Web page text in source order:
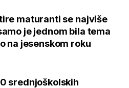
maturanti se najviše
je jednom bila tema
na jesenskom roku
srednjoškolskih